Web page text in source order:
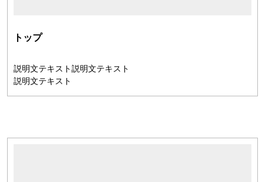
トップ
説明文テキスト説明文テキスト
説明文テキスト